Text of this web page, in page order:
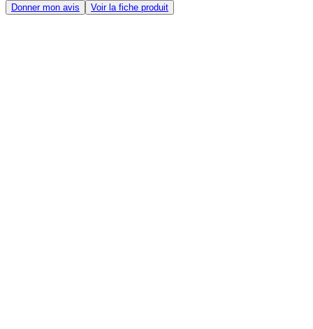
Donner mon avis Voir la fiche produit